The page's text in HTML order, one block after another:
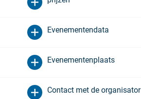
Evenementendata
Evenementenplaats
Contact met de organisator